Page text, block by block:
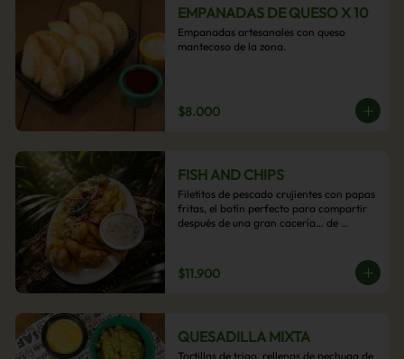
EMPANADAS DE QUESO X 10
Empanadas artesanales con queso
mantecoso de la zona.
$8.000
FISH AND CHIPS
Filetitos de pescado crujientes con papas
fritas, el botín perfecto para compartir
después de una gran cacería… de
$11.900
QUESADILLA MIXTA
Tortillas de trigo, rellenas de pechuga de